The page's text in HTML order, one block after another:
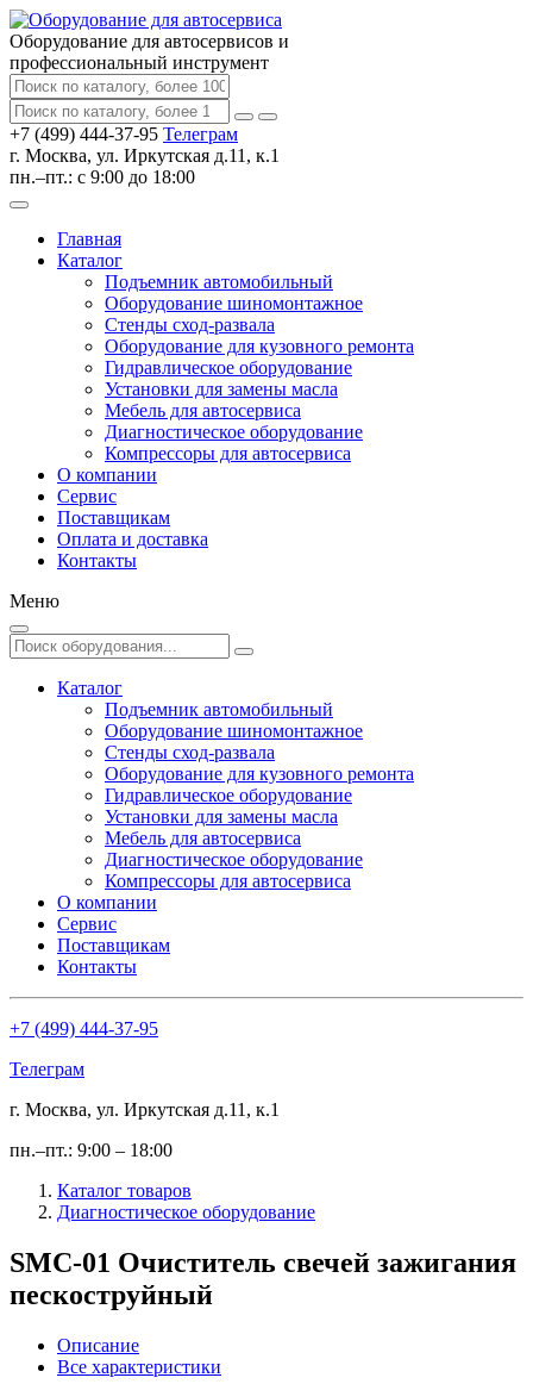
Оборудование для автосервисов и
профессиональный инструмент
+7 (499) 444-37-95 Телеграм
г. Москва, ул. Иркутская д.11, к.1
пн.–пт.: с 9:00 до 18:00
Главная
Каталог
Подъемник автомобильный
Оборудование шиномонтажное
Стенды сход-развала
Оборудование для кузовного ремонта
Гидравлическое оборудование
Установки для замены масла
Мебель для автосервиса
Диагностическое оборудование
Компрессоры для автосервиса
О компании
Сервис
Поставщикам
Оплата и доставка
Контакты
Меню
Каталог
Подъемник автомобильный
Оборудование шиномонтажное
Стенды сход-развала
Оборудование для кузовного ремонта
Гидравлическое оборудование
Установки для замены масла
Мебель для автосервиса
Диагностическое оборудование
Компрессоры для автосервиса
О компании
Сервис
Поставщикам
Контакты
+7 (499) 444-37-95
Телеграм
г. Москва, ул. Иркутская д.11, к.1
пн.–пт.: 9:00 – 18:00
Каталог товаров
Диагностическое оборудование
SMC-01 Очиститель свечей зажигания
пескоструйный
Описание
Все характеристики